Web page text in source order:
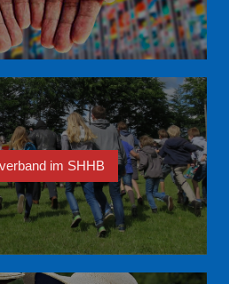
im SHHB